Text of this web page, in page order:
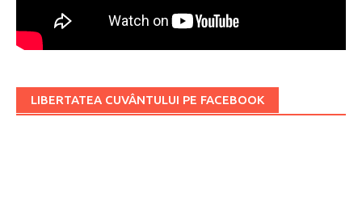
LIBERTATEA CUVÂNTULUI PE FACEBOOK